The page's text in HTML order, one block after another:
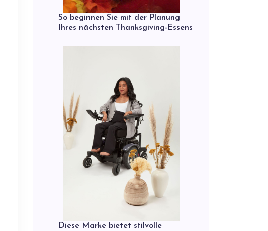
So beginnen Sie mit der Planung
Ihres nächsten Thanksgiving-Essens
Diese Marke bietet stilvolle